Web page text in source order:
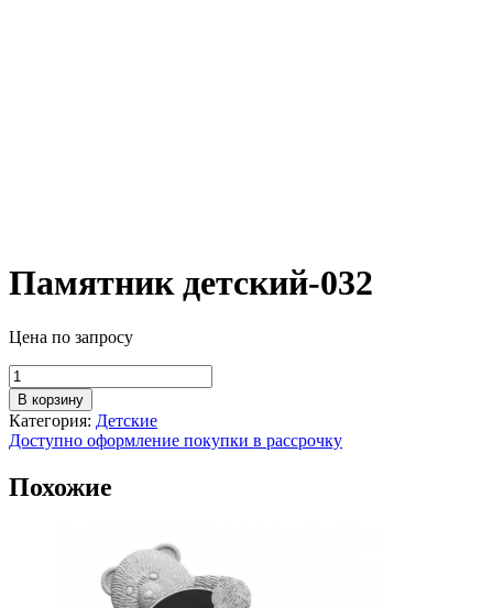
Памятник детский-032
Цена по запросу
Количество
товара
Памятник
детский-032
В корзину
Категория: Детские
Доступно оформление покупки в рассрочку
Похожие